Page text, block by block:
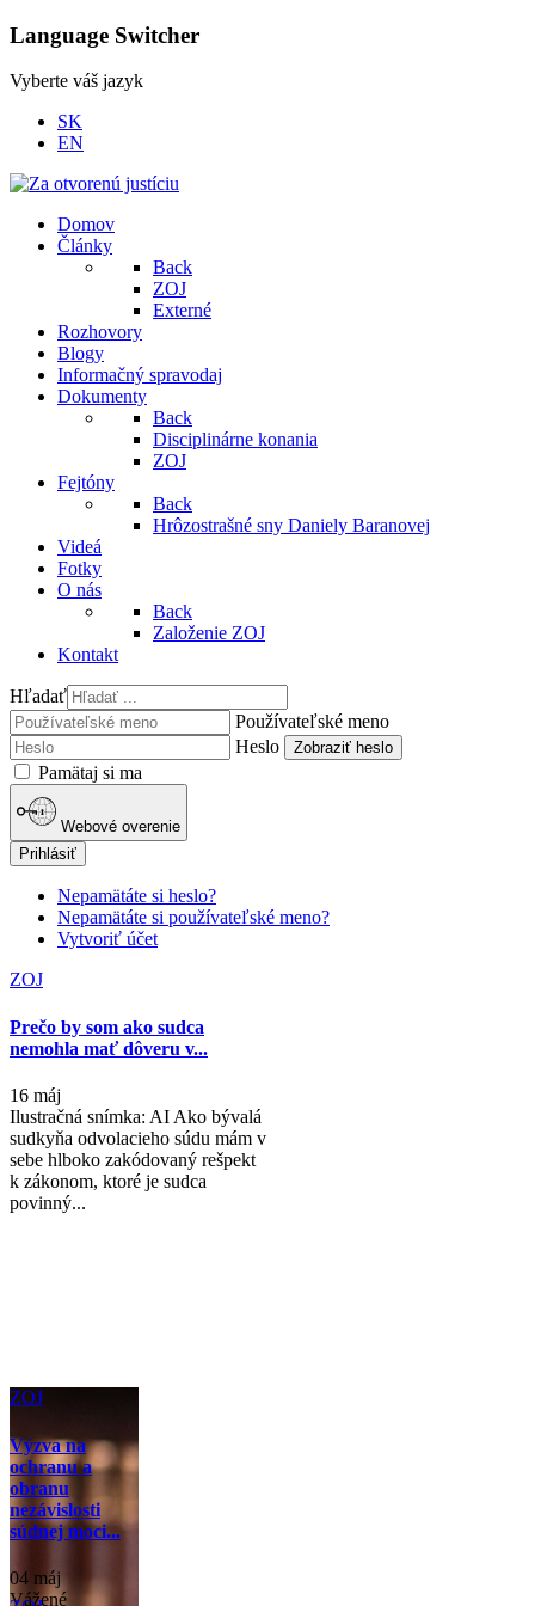
Language Switcher
Vyberte váš jazyk
SK
EN
Domov
Články
Back
ZOJ
Externé
Rozhovory
Blogy
Informačný spravodaj
Dokumenty
Back
Disciplinárne konania
ZOJ
Fejtóny
Back
Hrôzostrašné sny Daniely Baranovej
Videá
Fotky
O nás
Back
Založenie ZOJ
Kontakt
Hľadať
Používateľské meno
Heslo
Zobraziť heslo
Pamätaj si ma
Webové overenie
Prihlásiť
Nepamätáte si heslo?
Nepamätáte si používateľské meno?
Vytvoriť účet
ZOJ
Prečo by som ako sudca
nemohla mať dôveru v...
16 máj
Ilustračná snímka: AI Ako bývalá
sudkyňa odvolacieho súdu mám v
sebe hlboko zakódovaný rešpekt
k zákonom, ktoré je sudca
povinný...
ZOJ
Výzva na
ochranu a
obranu
nezávislosti
súdnej moci...
04 máj
Vážené